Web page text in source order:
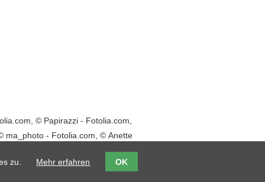
© Papirazzi - Fotolia.com,
ma_photo - Fotolia.com, © Anette
zu. Mehr erfahren OK